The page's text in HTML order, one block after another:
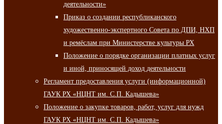
деятельности»
Приказ о создании республиканского
художественно-экспертного Совета по ДПИ, НХП
и ремёслам при Министерстве культуры РХ
Положение о порядке организации платных услуг
и иной, приносящей доход деятельности
Регламент предоставления услуги (информационной)
ГАУК РХ «НЦНТ им. С.П. Кадышева»
Положение о закупке товаров, работ, услуг для нужд
ГАУК РХ «НЦНТ им. С.П. Кадышева»